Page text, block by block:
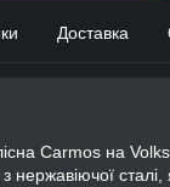
Доставка
Carmos на
нержавіючої сталі,